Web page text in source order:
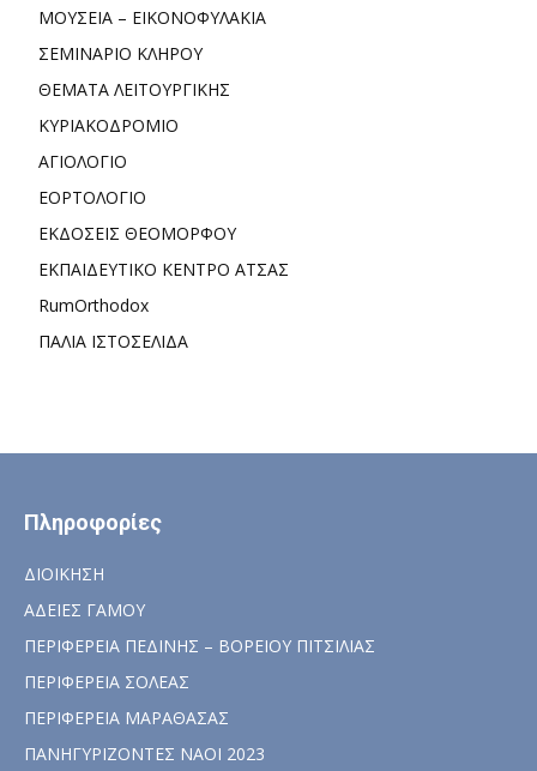
ΜΟΥΣΕΙΑ – ΕΙΚΟΝΟΦΥΛΑΚΙΑ
ΣΕΜΙΝΑΡΙΟ ΚΛΗΡΟΥ
ΘΕΜΑΤΑ ΛΕΙΤΟΥΡΓΙΚΗΣ
ΚΥΡΙΑΚΟΔΡΟΜΙΟ
ΑΓΙΟΛΟΓΙΟ
ΕΟΡΤΟΛΟΓΙΟ
ΕΚΔΟΣΕΙΣ ΘΕΟΜΟΡΦΟΥ
ΕΚΠΑΙΔΕΥΤΙΚΟ ΚΕΝΤΡΟ ΑΤΣΑΣ
RumOrthodox
ΠΑΛΙΑ ΙΣΤΟΣΕΛΙΔΑ
Πληροφορίες
ΔΙΟΙΚΗΣΗ
ΑΔΕΙΕΣ ΓΑΜΟΥ
ΠΕΡΙΦΕΡΕΙΑ ΠΕΔΙΝΗΣ – ΒΟΡΕΙΟΥ ΠΙΤΣΙΛΙΑΣ
ΠΕΡΙΦΕΡΕΙΑ ΣΟΛΕΑΣ
ΠΕΡΙΦΕΡΕΙΑ ΜΑΡΑΘΑΣΑΣ
ΠΑΝΗΓΥΡΙΖΟΝΤΕΣ ΝΑΟΙ 2023